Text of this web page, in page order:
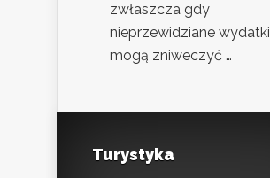
zwłaszcza gdy
nieprzewidziane wydatki
mogą zniweczyć …
Turystyka